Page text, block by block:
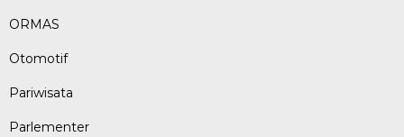
ORMAS
Otomotif
Pariwisata
Parlementer